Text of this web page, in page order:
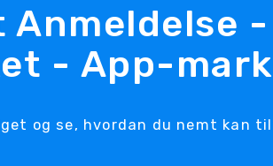
Anmeldelse -
- App-
og se, hvordan du nemt kan